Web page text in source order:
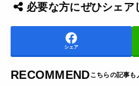
必要な方にぜひシェ
シェア
RECOMMEND